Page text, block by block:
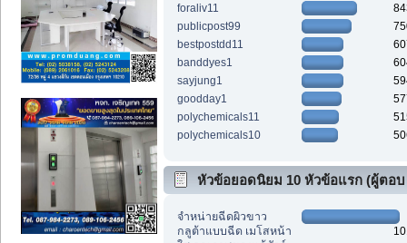
foraliv11
publicpost99
bestpostdd11
banddyes1
sayjung1
goodday1
polychemicals11
polychemicals10
หัวข้อยอดนิยม 10 หัวข้อแรก (ผู้ตอบ
สูงสุด)
จำหน่ายฉีดผิวขาว
กลูต้าแบบฉีด เมโสหน้า